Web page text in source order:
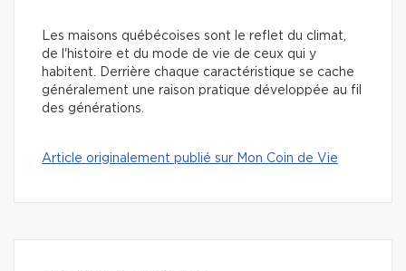
Les maisons québécoises sont le reflet du climat,
de l'histoire et du mode de vie de ceux qui y
habitent. Derrière chaque caractéristique se cache
généralement une raison pratique développée au fil
des générations.
Article originalement publié sur Mon Coin de Vie